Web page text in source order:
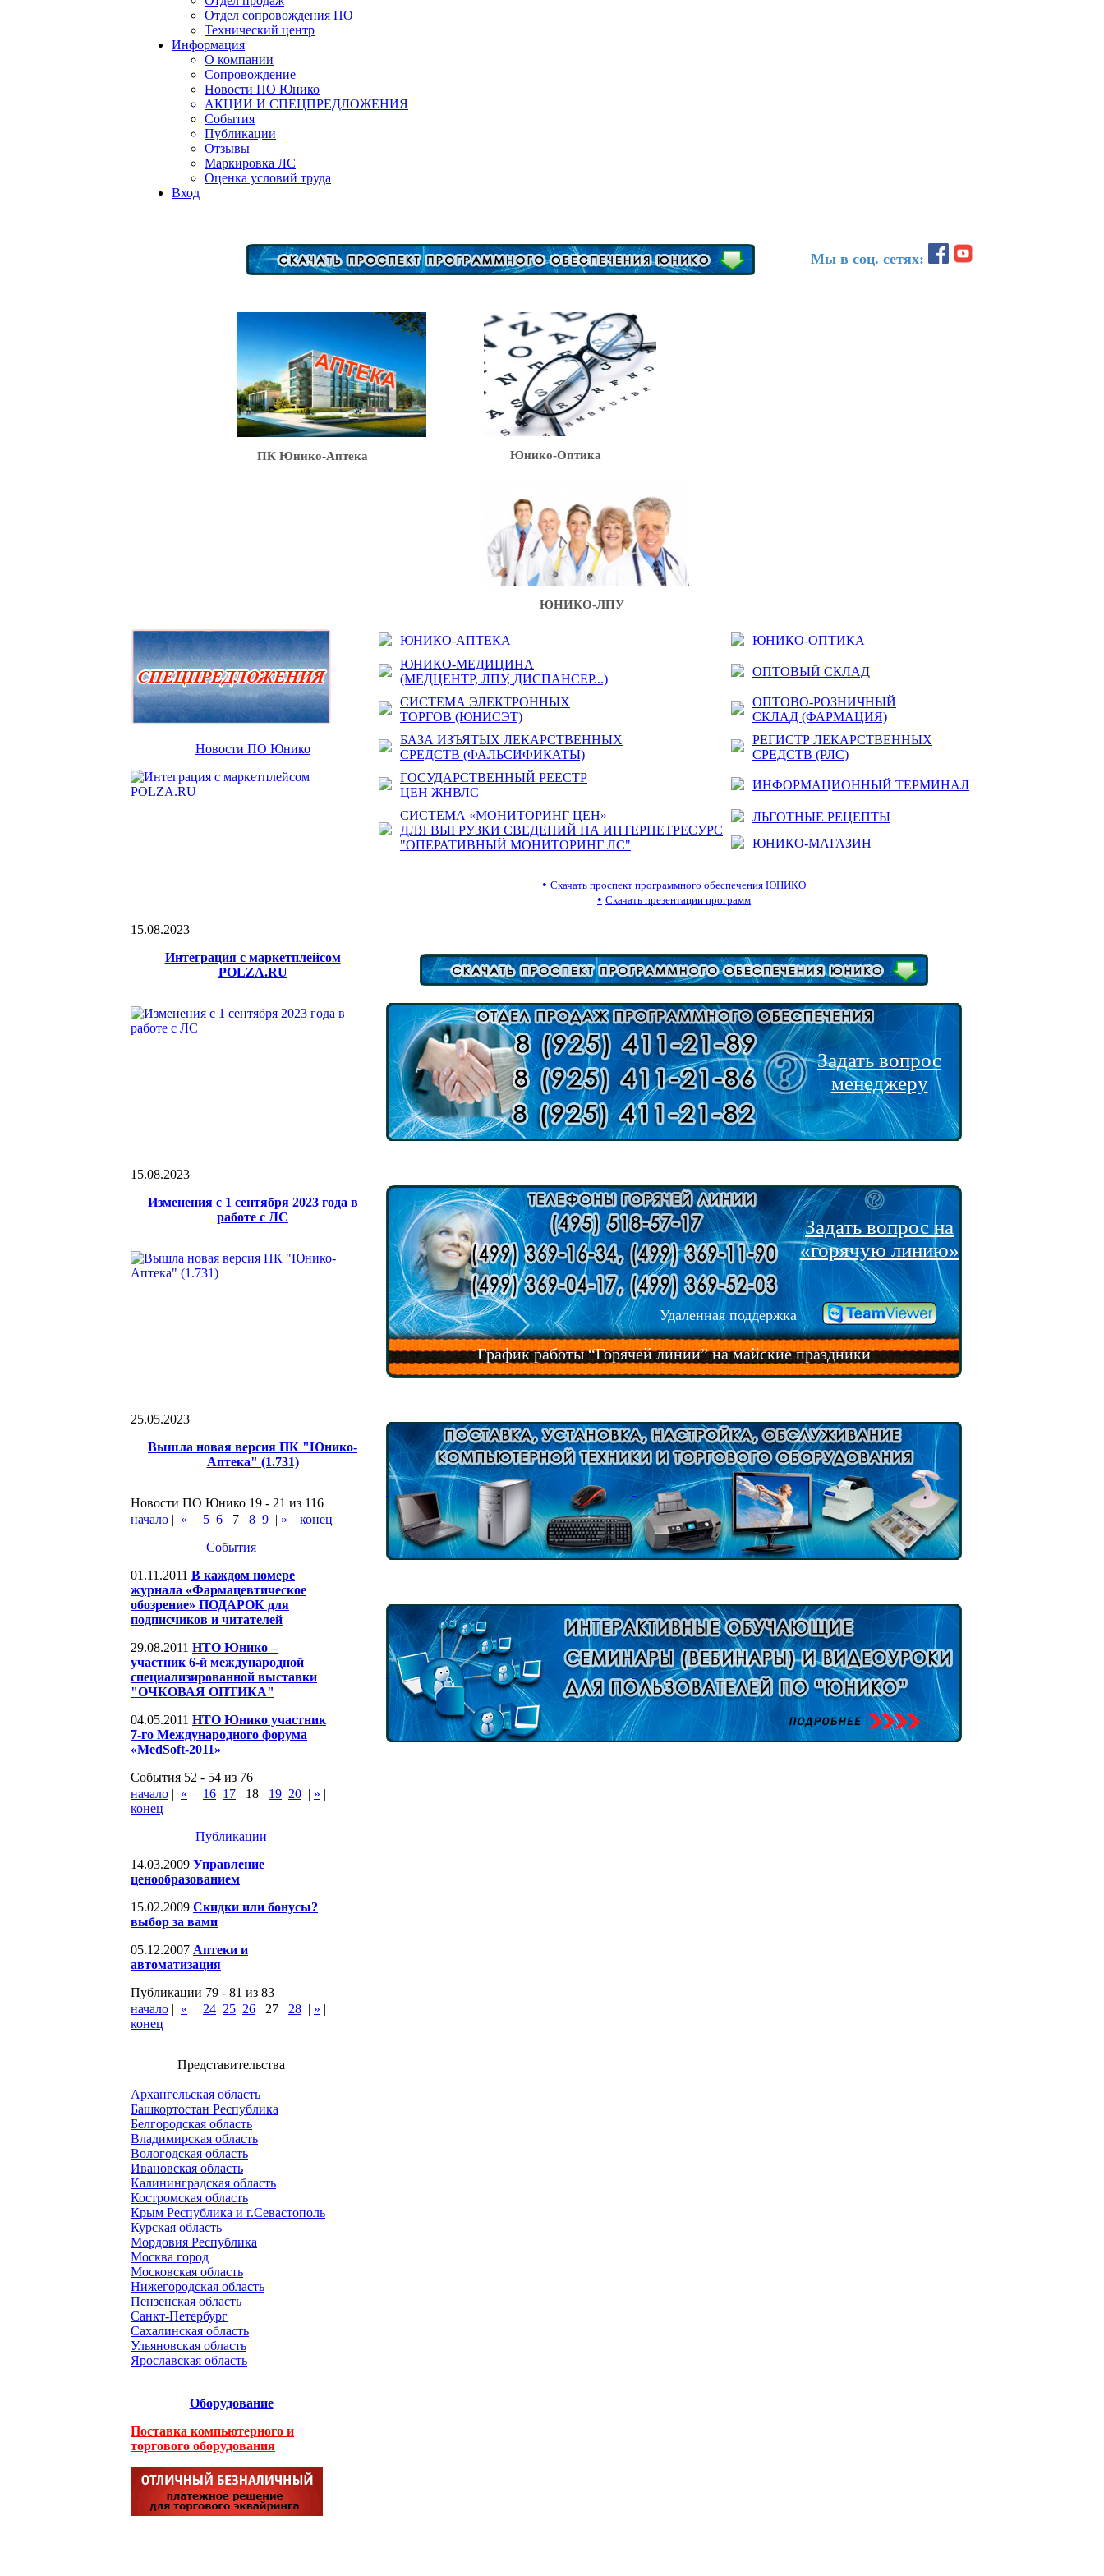
Отдел сопровождения ПО
Технический центр
Информация
О компании
Сопровождение
Новости ПО Юнико
АКЦИИ И СПЕЦПРЕДЛОЖЕНИЯ
События
Публикации
Отзывы
Маркировка ЛС
Оценка условий труда
Вход
Мы в соц. сетях:
ПК Юнико-Аптека Юнико-Оптика
ЮНИКО-ЛПУ
Новости ПО Юнико
15.08.2023
Интеграция с маркетплейсом
POLZA.RU
15.08.2023
Изменения с 1 сентября 2023 года в
работе с ЛС
25.05.2023
Вышла новая версия ПК "Юнико-
Аптека" (1.731)
Новости ПО Юнико 19 - 21 из 116
начало | « | 5 6 7 8 9 | » | конец
События
01.11.2011 В каждом номере
журнала «Фармацевтическое
обозрение» ПОДАРОК для
подписчиков и читателей
29.08.2011 НТО Юнико –
участник 6-й международной
специализированной выставки
"ОЧКОВАЯ ОПТИКА"
04.05.2011 НТО Юнико участник
7-го Международного форума
«MedSoft-2011»
События 52 - 54 из 76
начало | « | 16 17 18 19 20 | » |
конец
Публикации
14.03.2009 Управление
ценообразованием
15.02.2009 Скидки или бонусы?
выбор за вами
05.12.2007 Аптеки и
автоматизация
Публикации 79 - 81 из 83
начало | « | 24 25 26 27 28 | » |
конец
Представительства
Архангельская область
Башкортостан Республика
Белгородская область
Владимирская область
Вологодская область
Ивановская область
Калининградская область
Костромская область
Крым Республика и г.Севастополь
Курская область
Мордовия Республика
Москва город
Московская область
Нижегородская область
Пензенская область
Санкт-Петербург
Сахалинская область
Ульяновская область
Ярославская область
Оборудование
Поставка компьютерного и
торгового оборудования
ЮНИКО-АПТЕКА
ЮНИКО-ОПТИКА
ЮНИКО-МЕДИЦИНА
(МЕДЦЕНТР, ЛПУ, ДИСПАНСЕР...)
ОПТОВЫЙ СКЛАД
СИСТЕМА ЭЛЕКТРОННЫХ
ТОРГОВ (ЮНИСЭТ)
ОПТОВО-РОЗНИЧНЫЙ
СКЛАД (ФАРМАЦИЯ)
БАЗА ИЗЪЯТЫХ ЛЕКАРСТВЕННЫХ
СРЕДСТВ (ФАЛЬСИФИКАТЫ)
РЕГИСТР ЛЕКАРСТВЕННЫХ
СРЕДСТВ (РЛС)
ГОСУДАРСТВЕННЫЙ РЕЕСТР
ЦЕН ЖНВЛС
ИНФОРМАЦИОННЫЙ ТЕРМИНАЛ
СИСТЕМА «МОНИТОРИНГ ЦЕН»
ДЛЯ ВЫГРУЗКИ СВЕДЕНИЙ НА ИНТЕРНЕТРЕСУРС
"ОПЕРАТИВНЫЙ МОНИТОРИНГ ЛС"
ЛЬГОТНЫЕ РЕЦЕПТЫ
ЮНИКО-МАГАЗИН
• Скачать проспект программного обеспечения ЮНИКО
• Скачать презентации программ
Задать вопрос
менеджеру
Задать вопрос на
«горячую линию»
Удаленная поддержка
График работы “Горячей линии” на майские праздники